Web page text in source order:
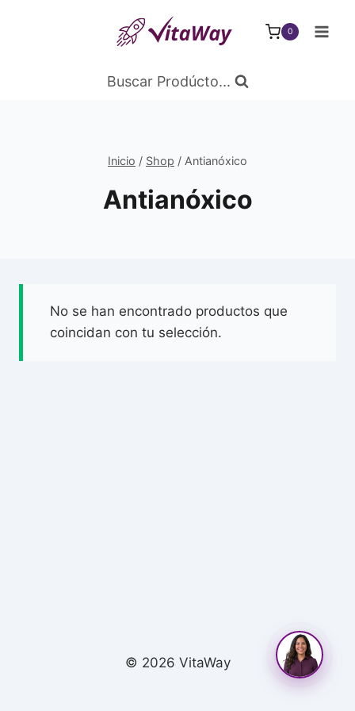
0
Buscar Prodúcto...
Inicio / Shop / Antianóxico
Antianóxico
No se han encontrado productos que
coincidan con tu selección.
© 2026 VitaWay